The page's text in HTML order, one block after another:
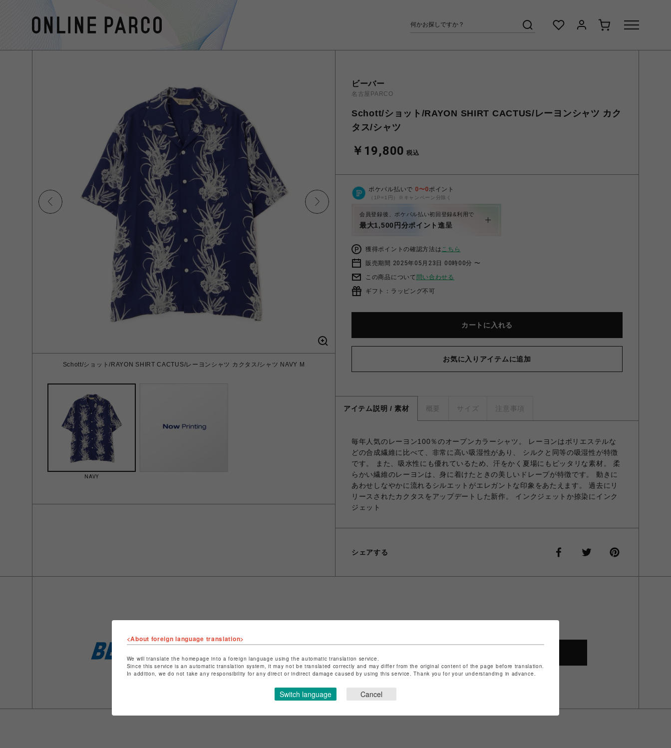
Schott/ショット/RAYON SHIRT CACTUS/レーヨンシャツ カクタス/シャツ NAVY M
NAVY
ビーバー
名古屋PARCO
Schott/ショット/RAYON SHIRT CACTUS/レーヨンシャツ カク
タス/シャツ
￥19,800 税込
ポケパル払いで 0〜0ポイント
（1P=1円）※キャンペーン分除く
会員登録後、ポケパル払い初回登録&利用で
最大1,500円分ポイント進呈
獲得ポイントの確認方法はこちら
販売期間 2025年05月23日 00時00分 〜
この商品について 問い合わせる
ギフト：ラッピング不可
カートに入れる
お気に入りアイテムに追加
アイテム説明 / 素材 概要 サイズ 注意事項
毎年人気のレーヨン100％のオープンカラーシャツ。 レーヨンはポリエステルな
どの合成繊維に比べて、非常に高い吸湿性があり、 シルクと同等の吸湿性が特徴
です。 また、吸水性にも優れているため、汗をかく夏場にもピッタリな素材。 柔
らかい繊維のレーヨンは、身に着けたときの美しいドレープが特徴です。 動きに
あわせしなやかに流れるシルエットがエレガントな印象をあたえます。 過去にリ
リースされたカクタスをアップデートした新作。 インクジェットか捺染にインク
ジェット
シェアする
店舗名
名古屋PARCO
特定商取引法など法令に基づく表記はこちら
ショップお問い合わせはこちら
<About foreign language translation>
We will translate the homepage into a foreign language using the automatic translation service.
Since this service is an automatic translation system, it may not be translated correctly and may differ from the original content of the page before translation.
In addition, we do not take any responsibility for any direct or indirect damage caused by using this service. Thank you for your understanding in advance.
Switch language Cancel